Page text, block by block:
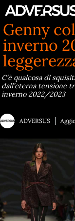
Vai
al
contenuto
Genny
inverno
C’è qualcosa di
dall’eterna tensione
inverno 2022/2023
ADVERSUS